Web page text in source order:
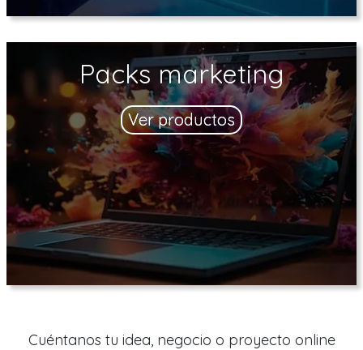
Packs marketing
Ver productos
Cuéntanos tu idea, negocio o proyecto online